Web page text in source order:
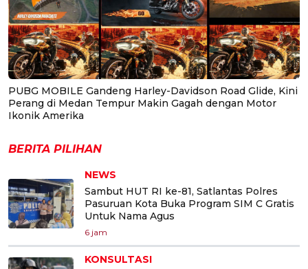
PUBG MOBILE Gandeng Harley-Davidson Road Glide, Kini
Perang di Medan Tempur Makin Gagah dengan Motor
Ikonik Amerika
BERITA PILIHAN
NEWS
Sambut HUT RI ke-81, Satlantas Polres
Pasuruan Kota Buka Program SIM C Gratis
Untuk Nama Agus
6 jam
KONSULTASI